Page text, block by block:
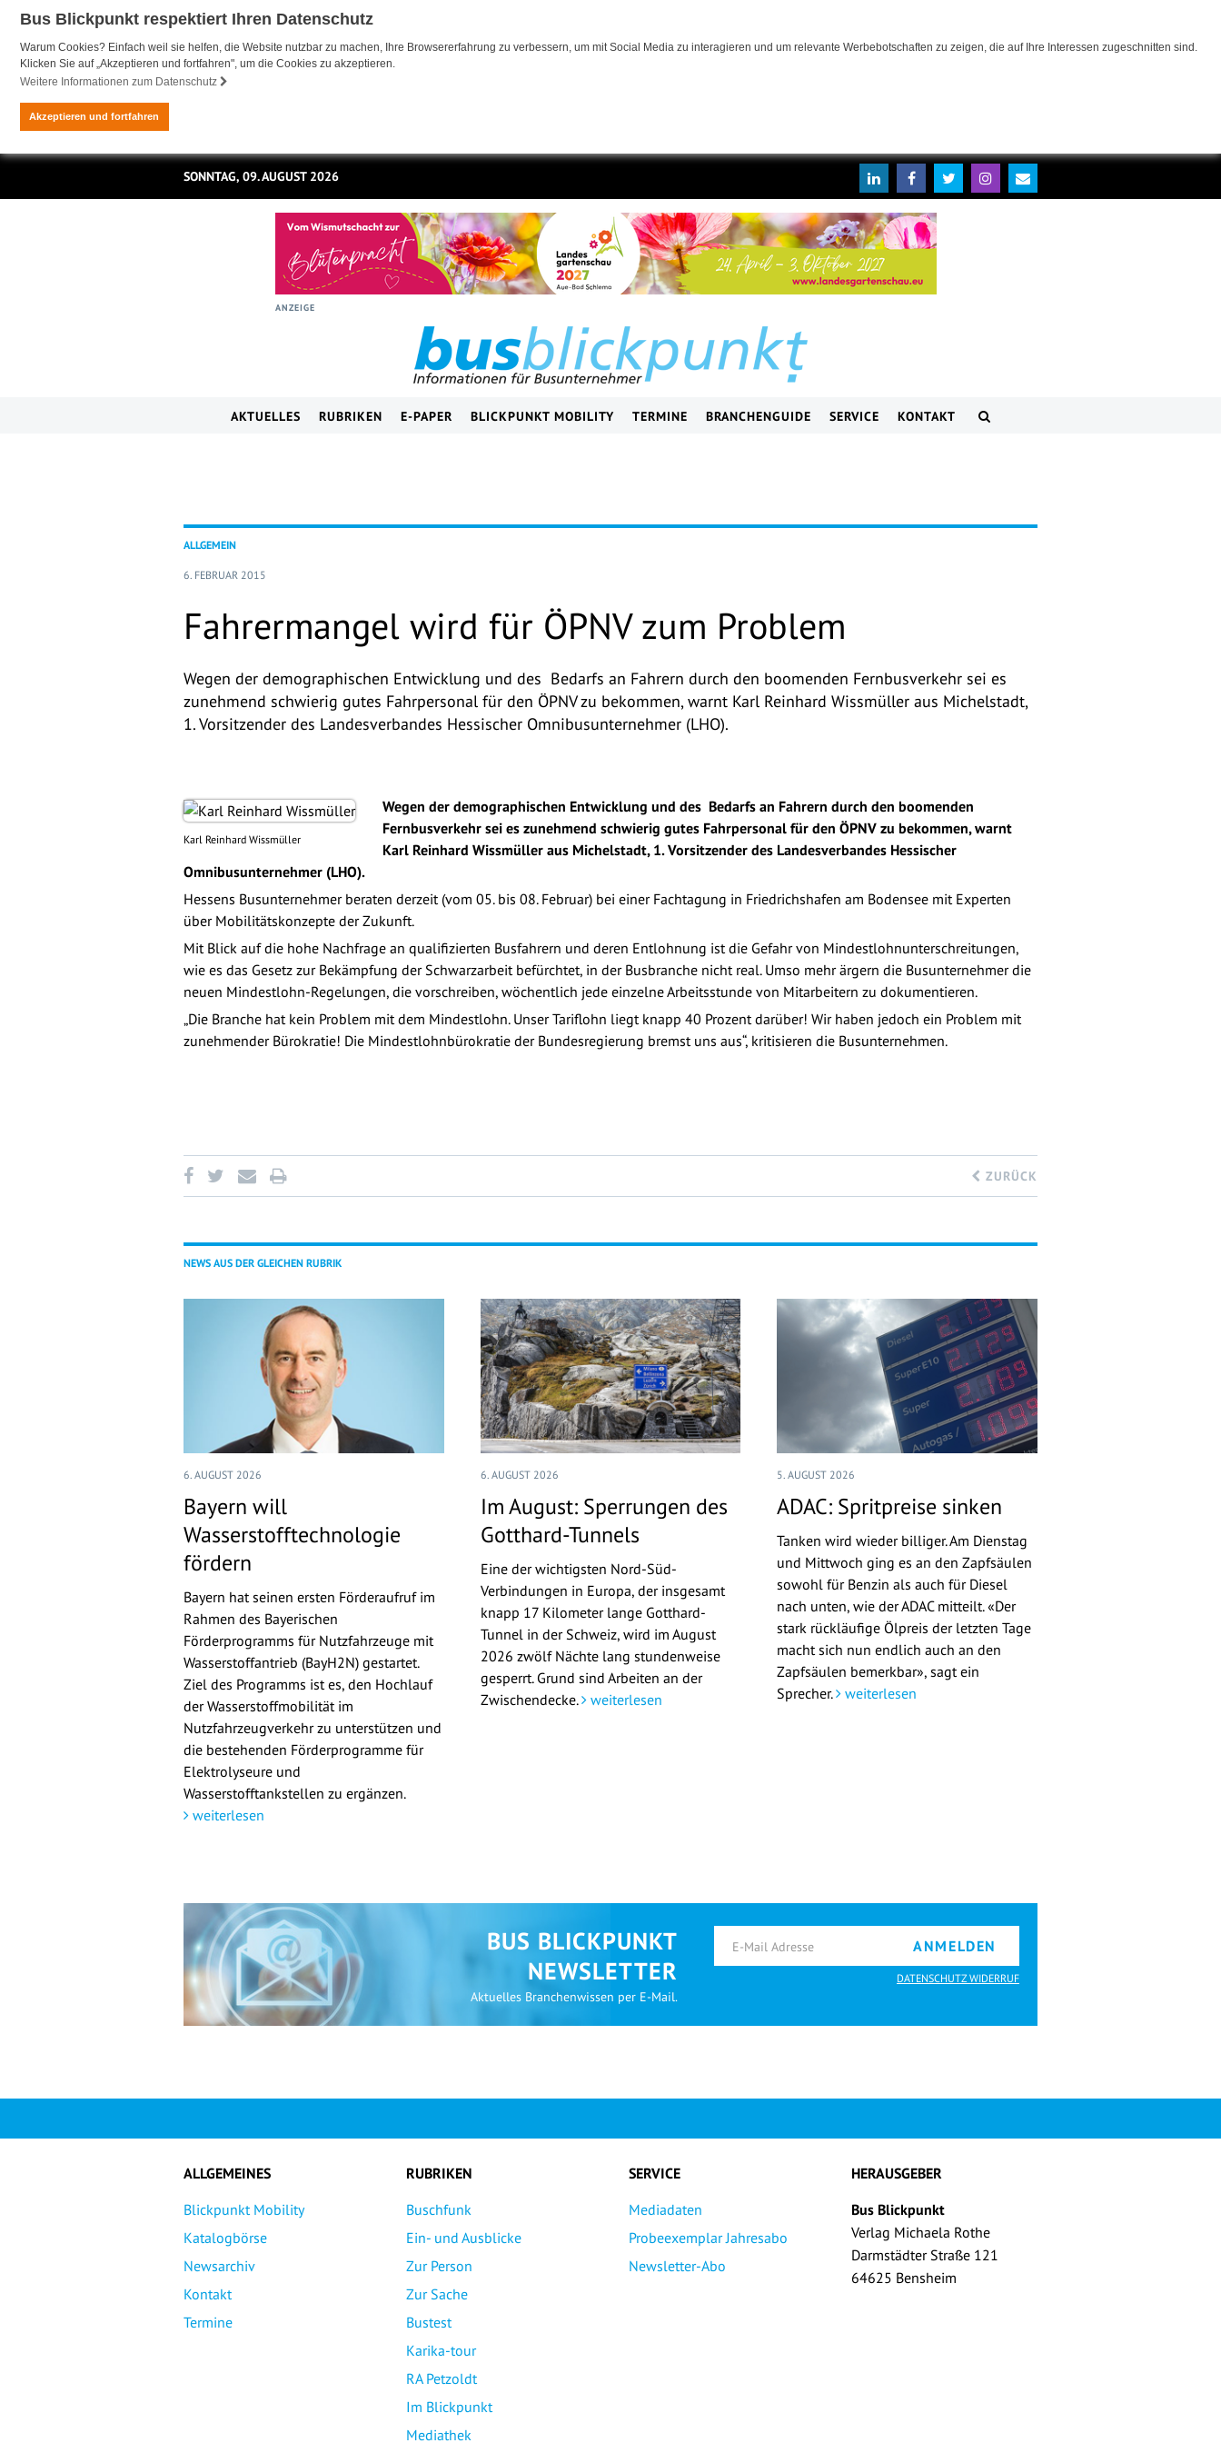
Bus Blickpunkt respektiert Ihren Datenschutz
Warum Cookies? Einfach weil sie helfen, die Website nutzbar zu machen, Ihre Browsererfahrung zu verbessern, um mit Social Media zu interagieren und um relevante Werbebotschaften zu zeigen, die auf Ihre Interessen zugeschnitten sind.
Klicken Sie auf „Akzeptieren und fortfahren", um die Cookies zu akzeptieren.
Weitere Informationen zum Datenschutz
Akzeptieren und fortfahren
SONNTAG, 09. AUGUST 2026
ANZEIGE
AKTUELLES RUBRIKEN E-PAPER BLICKPUNKT MOBILITY TERMINE BRANCHENGUIDE SERVICE KONTAKT
ALLGEMEIN
6. FEBRUAR 2015
Fahrermangel wird für ÖPNV zum Problem
Wegen der demographischen Entwicklung und des Bedarfs an Fahrern durch den boomenden Fernbusverkehr sei es
zunehmend schwierig gutes Fahrpersonal für den ÖPNV zu bekommen, warnt Karl Reinhard Wissmüller aus Michelstadt,
1. Vorsitzender des Landesverbandes Hessischer Omnibusunternehmer (LHO).
Karl Reinhard Wissmüller
Wegen der demographischen Entwicklung und des Bedarfs an Fahrern durch den boomenden
Fernbusverkehr sei es zunehmend schwierig gutes Fahrpersonal für den ÖPNV zu bekommen, warnt
Karl Reinhard Wissmüller aus Michelstadt, 1. Vorsitzender des Landesverbandes Hessischer
Omnibusunternehmer (LHO).
Hessens Busunternehmer beraten derzeit (vom 05. bis 08. Februar) bei einer Fachtagung in Friedrichshafen am Bodensee mit Experten
über Mobilitätskonzepte der Zukunft.
Mit Blick auf die hohe Nachfrage an qualifizierten Busfahrern und deren Entlohnung ist die Gefahr von Mindestlohnunterschreitungen,
wie es das Gesetz zur Bekämpfung der Schwarzarbeit befürchtet, in der Busbranche nicht real. Umso mehr ärgern die Busunternehmer die
neuen Mindestlohn-Regelungen, die vorschreiben, wöchentlich jede einzelne Arbeitsstunde von Mitarbeitern zu dokumentieren.
„Die Branche hat kein Problem mit dem Mindestlohn. Unser Tariflohn liegt knapp 40 Prozent darüber! Wir haben jedoch ein Problem mit
zunehmender Bürokratie! Die Mindestlohnbürokratie der Bundesregierung bremst uns aus“, kritisieren die Busunternehmen.
ZURÜCK
NEWS AUS DER GLEICHEN RUBRIK
6. AUGUST 2026
Bayern will
Wasserstofftechnologie
fördern
Bayern hat seinen ersten Förderaufruf im
Rahmen des Bayerischen
Förderprogramms für Nutzfahrzeuge mit
Wasserstoffantrieb (BayH2N) gestartet.
Ziel des Programms ist es, den Hochlauf
der Wasserstoffmobilität im
Nutzfahrzeugverkehr zu unterstützen und
die bestehenden Förderprogramme für
Elektrolyseure und
Wasserstofftankstellen zu ergänzen.
weiterlesen
6. AUGUST 2026
Im August: Sperrungen des
Gotthard-Tunnels
Eine der wichtigsten Nord-Süd-
Verbindungen in Europa, der insgesamt
knapp 17 Kilometer lange Gotthard-
Tunnel in der Schweiz, wird im August
2026 zwölf Nächte lang stundenweise
gesperrt. Grund sind Arbeiten an der
Zwischendecke. weiterlesen
5. AUGUST 2026
ADAC: Spritpreise sinken
Tanken wird wieder billiger. Am Dienstag
und Mittwoch ging es an den Zapfsäulen
sowohl für Benzin als auch für Diesel
nach unten, wie der ADAC mitteilt. «Der
stark rückläufige Ölpreis der letzten Tage
macht sich nun endlich auch an den
Zapfsäulen bemerkbar», sagt ein
Sprecher. weiterlesen
BUS BLICKPUNKT
NEWSLETTER
Aktuelles Branchenwissen per E-Mail.
ANMELDEN
DATENSCHUTZ WIDERRUF
ALLGEMEINES
Blickpunkt Mobility
Katalogbörse
Newsarchiv
Kontakt
Termine
RUBRIKEN
Buschfunk
Ein- und Ausblicke
Zur Person
Zur Sache
Bustest
Karika-tour
RA Petzoldt
Im Blickpunkt
Mediathek
SERVICE
Mediadaten
Probeexemplar Jahresabo
Newsletter-Abo
HERAUSGEBER
Bus Blickpunkt
Verlag Michaela Rothe
Darmstädter Straße 121
64625 Bensheim